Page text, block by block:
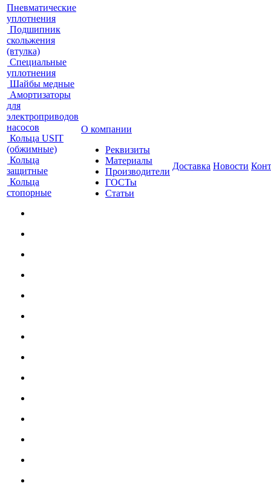
Пневматические
уплотнения
Подшипник
скольжения
(втулка)
Специальные
уплотнения
Шайбы медные
Амортизаторы
для
электроприводов
насосов
Кольца USIT
(обжимные)
Кольца
защитные
Кольца
стопорные
О компании
Реквизиты
Материалы
Производители
ГОСТы
Статьи
Доставка Новости